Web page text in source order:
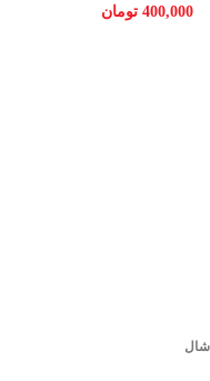
400,000 تومان
شال